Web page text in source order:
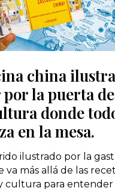
china
la puerta
donde
en la mesa.
ilustrado por la
va más allá de las
cultura para